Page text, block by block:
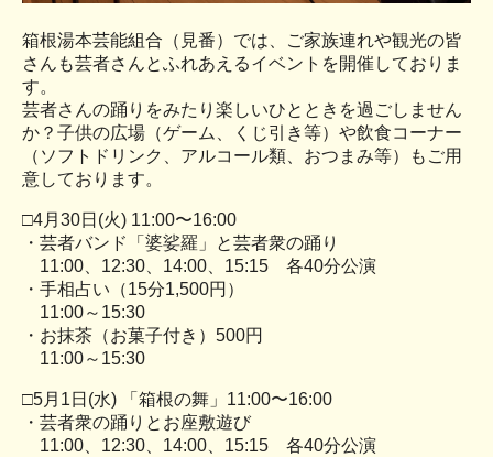
箱根湯本芸能組合（見番）では、ご家族連れや観光の皆
さんも芸者さんとふれあえるイベントを開催しておりま
す。
芸者さんの踊りをみたり楽しいひとときを過ごしません
か？子供の広場（ゲーム、くじ引き等）や飲食コーナー
（ソフトドリンク、アルコール類、おつまみ等）もご用
意しております。
□4月30日(火) 11:00〜16:00
・芸者バンド「婆娑羅」と芸者衆の踊り
11:00、12:30、14:00、15:15 各40分公演
・手相占い（15分1,500円）
11:00～15:30
・お抹茶（お菓子付き）500円
11:00～15:30
□5月1日(水) 「箱根の舞」11:00〜16:00
・芸者衆の踊りとお座敷遊び
11:00、12:30、14:00、15:15 各40分公演